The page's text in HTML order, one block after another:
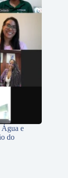
Água e
do